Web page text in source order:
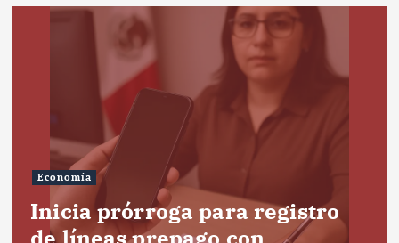
Economía
Inicia prórroga para registro